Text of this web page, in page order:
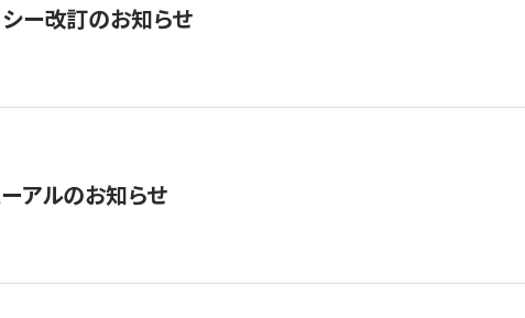
ー改訂のお知らせ
アルのお知らせ